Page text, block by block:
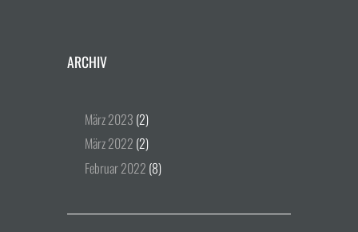
ARCHIV
März2023 (2)
März2022 (2)
Februar2022 (8)